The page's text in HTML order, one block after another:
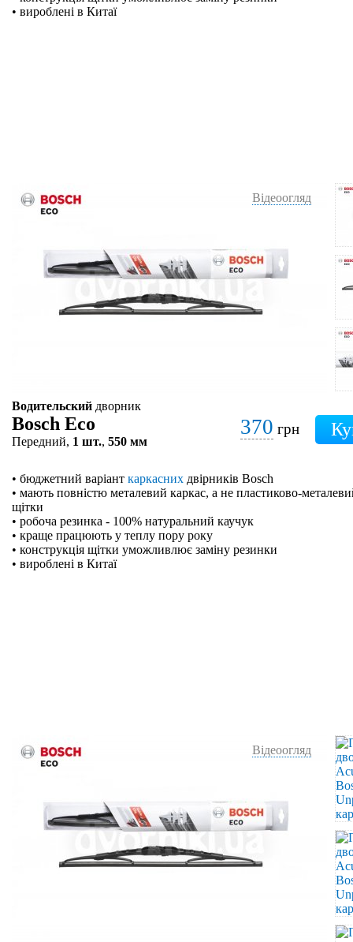
• вироблені в Китаї
Відеоогляд
Водительский дворник
Bosch Eco
Передний, 1 шт., 550 мм
370 грн
• бюджетний варіант каркасних двірників Bosch
• мають повністю металевий каркас, а не пластиково-
щітки
• робоча резинка - 100% натуральний каучук
• краще працюють у теплу пору року
• конструкція щітки уможливлює заміну резинки
• вироблені в Китаї
Відеоогляд